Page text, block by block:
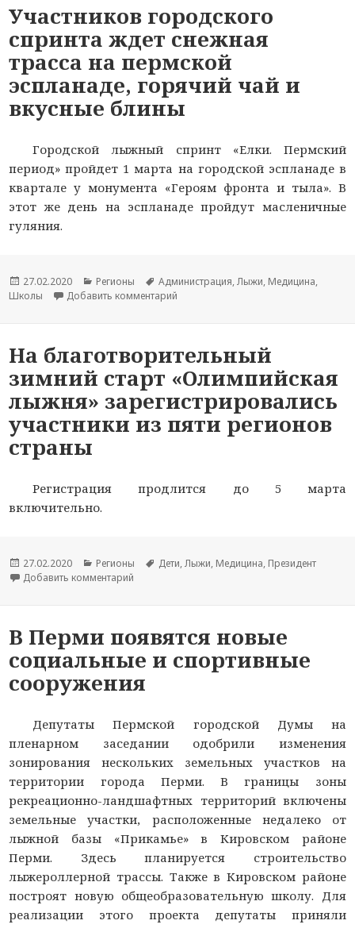
Участников городского
спринта ждет снежная
трасса на пермской
эспланаде, горячий чай и
вкусные блины
Городской лыжный спринт «Елки. Пермский
период» пройдет 1 марта на городской эспланаде в
квартале у монумента «Героям фронта и тыла». В
этот же день на эспланаде пройдут масленичные
гуляния.
Опубликовано
27.02.2020 Рубрики
Регионы Метки
Администрация,Лыжи, Медицина,
Школы
Добавить комментарий
На благотворительный
зимний старт «Олимпийская
лыжня» зарегистрировались
участники из пяти регионов
страны
Регистрация продлится до 5 марта
включительно.
Опубликовано
27.02.2020 Рубрики
Регионы Метки
Дети,Лыжи, Медицина, Президент
Добавить комментарий
В Перми появятся новые
социальные и спортивные
сооружения
Депутаты Пермской городской Думы на
пленарном заседании одобрили изменения
зонирования нескольких земельных участков на
территории города Перми. В границы зоны
рекреационно-ландшафтных территорий включены
земельные участки, расположенные недалеко от
лыжной базы «Прикамье» в Кировском районе
Перми. Здесь планируется строительство
лыжероллерной трассы. Также в Кировском районе
построят новую общеобразовательную школу. Для
реализации этого проекта депутаты приняли